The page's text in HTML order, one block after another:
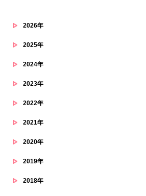
2026年
2025年
2024年
2023年
2022年
2021年
2020年
2019年
2018年